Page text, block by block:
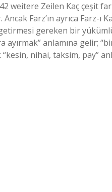
Zeilen Kaç çeşit farz
Farz’ın ayrıca Farz-ı
gereken bir
anlamına gelir;
nihai, taksim, pay”